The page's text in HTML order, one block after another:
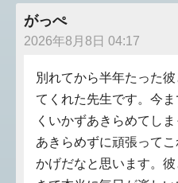
がっぺ
2026年8月8日 04:17
別れてから半年たった
てくれた先生です。今
くいかずあきらめてし
あきらめずに頑張って
かげだなと思います。